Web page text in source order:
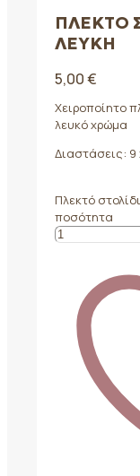
ΠΛΕΚΤΌ
ΛΕΥΚΉ
5,00€
Χειροποίητο
λευκό χρώμα
Διαστάσεις: 9
Πλεκτό
ποσότητα